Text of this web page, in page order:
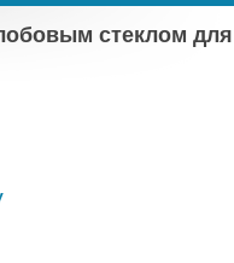
стеклом для